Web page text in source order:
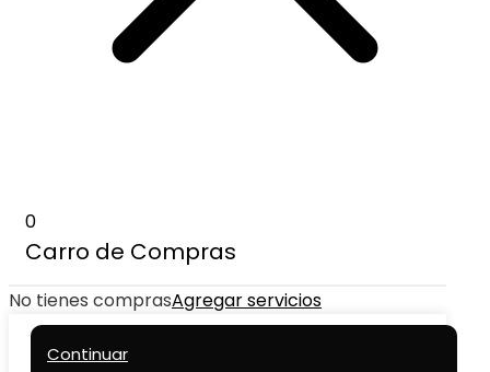
0
Carro de Compras
No tienes comprasAgregar servicios
Continuar